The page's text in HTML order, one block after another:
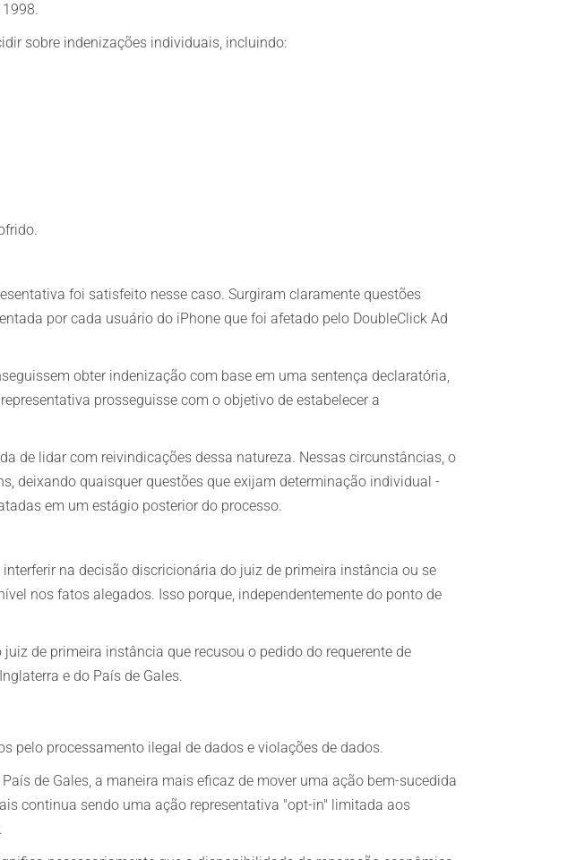
sobre indenizações individuais, incluindo:
foi satisfeito nesse caso. Surgiram claramente questões
por cada usuário do iPhone que foi afetado pelo DoubleClick Ad
obter indenização com base em uma sentença declaratória,
prosseguisse com o objetivo de estabelecer a
de lidar com reivindicações dessa natureza. Nessas circunstâncias, o
deixando quaisquer questões que exijam determinação individual -
em um estágio posterior do processo.
na decisão discricionária do juiz de primeira instância ou se
nos fatos alegados. Isso porque, independentemente do ponto de
de primeira instância que recusou o pedido do requerente de
e do País de Gales.
pelo processamento ilegal de dados e violações de dados.
de Gales, a maneira mais eficaz de mover uma ação bem-sucedida
continua sendo uma ação representativa "opt-in" limitada aos